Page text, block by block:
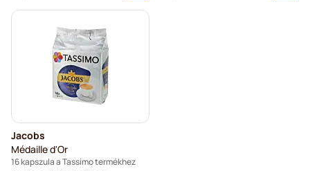
Jacobs
Médaille d'Or
16 kapszula a Tassimo termékhez